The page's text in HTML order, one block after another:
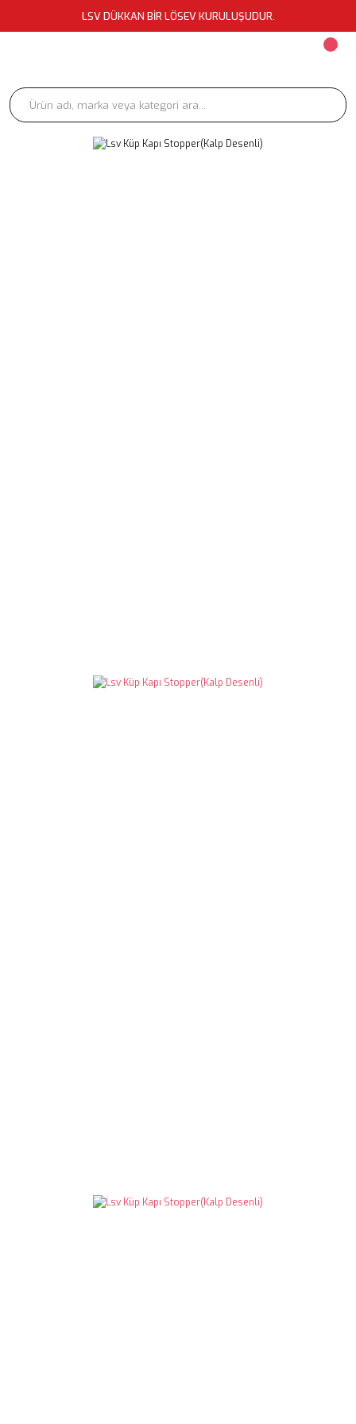
LSV DÜKKAN BİR LÖSEV KURULUŞUDUR.